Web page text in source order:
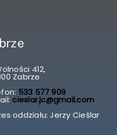
412,
Zabrze
533 577 909
cieslar.jc@gmail.com
oddziału: Jerzy Cieślar